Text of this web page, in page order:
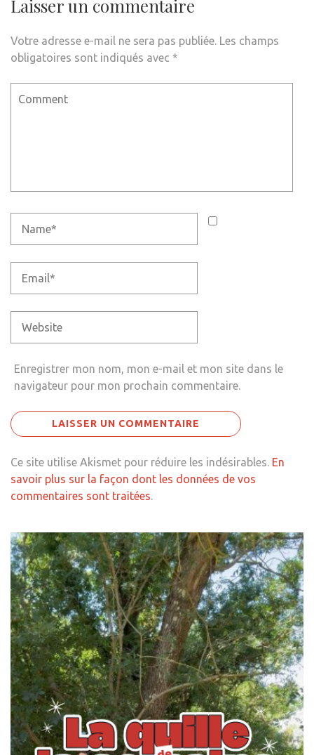
Laisser un commentaire
Votre adresse e-mail ne sera pas publiée. Les champs
obligatoires sont indiqués avec *
Enregistrer mon nom, mon e-mail et mon site dans le
navigateur pour mon prochain commentaire.
Ce site utilise Akismet pour réduire les indésirables. En
savoir plus sur la façon dont les données de vos
commentaires sont traitées.